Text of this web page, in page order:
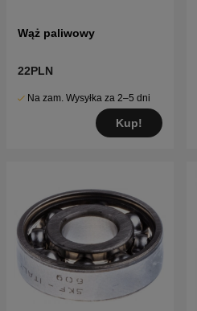
Wąż paliwowy
22PLN
Na zam. Wysyłka za 2–5 dni
Kup!